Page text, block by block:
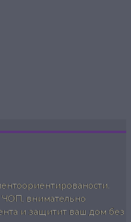
внимательно
и защитит ваш дом без